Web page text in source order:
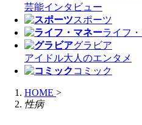
芸能インタビュー
スポーツ
ライフ
グラビア
アイドル大人のエンタメ
コミック
HOME >
性病